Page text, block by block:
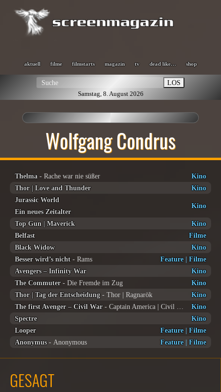
aktuell filme filmstarts magazin tv dead like… shop
LOS
Samstag, 8. August 2026
Wolfgang Condrus
Thelma - Rache war nie süßer
Kino
Thor | Love and Thunder
Kino
Jurassic World
Ein neues Zeitalter
Kino
Top Gun | Maverick
Kino
Belfast
Filme
Black Widow
Kino
Besser wird’s nicht - Rams Feature| Filme
Avengers – Infinity War
Kino
The Commuter- Die Fremde im Zug
Kino
Thor | Tag der Entscheidung - Thor | Ragnarök
Kino
The first Avenger – Civil War
Kino
Spectre
Kino
Looper
Feature| Filme
Anonymus- Anonymous Feature| Filme
GESAGT